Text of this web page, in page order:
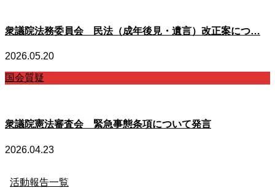
衆議院法務委員会 民法（成年後見・遺言）改正案につ…
2026.05.20
国会質疑
衆議院憲法審査会 緊急事態条項について発言
2026.04.23
活動報告一覧